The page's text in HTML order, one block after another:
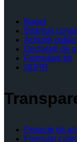
Buget
Bilanţuri
Achiziţii
Declaratii de
Formulare tip
GDPR
Proiecte de
Formular